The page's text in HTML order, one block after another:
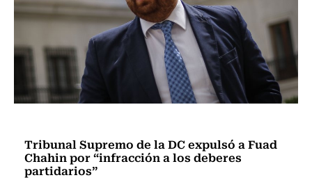
Tribunal Supremo de la DC expulsó a Fuad
Chahin por “infracción a los deberes
partidarios”